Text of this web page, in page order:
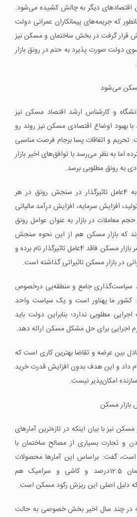
اقتصادهای دیگر به چالش کشیده می‌شود.
که جریمه‌های پیمانکاران عمرانی دولت
قرار گرفت در بخش ساختمان و مسکن نیز
دولت صورت پذیرد به حتم در رونق بازار
می‌شود
و کارشناس ارشد اقتصاد مسکن نیز
با بهبود اوضاع اقتصادی مسکن نیز روند رو
تحریم و اتفاقات پسا برجام فرصت مناسبی
اما به نظر می‌رسد با توافق‌های اخیر بازار
به رونق مطلوبی برسد.
بیت‌الله ستاریان با اشاره به 4عامل تاثیرگذار در سنجش رونق در هر
افزایش سرمایه، افزایش درآمد مالیاتی
معاملات در بازار به عنوان عوامل رونق
که بازار مسکن هم از این نحوه سنجش
مستثنا نیست. درحال حاضر بازار مسکن فاقد 4عامل تاثیرگذار نام برده و
در بازار مسکن تاثیراتی گذاشته است.
سیاست‌گذاری جامع و منطقه‌یی درخصوص
کشور ما پهناور است و یک سیاست واحد
مطلوبی ندارد؛ بنابراین دولت باید
اجرایی برای حل مشکل مسکن ارائه دهد.
بین عرضه و تقاضا بهترین کاری است که
داد و این هدف بدون افزایش قدرت خرید
امکان‌پذیر نیست.
مسکن
نیز با بیان اینکه در تازه‌ترین آمارهای
و تجارت بسیاری از مصالح ساختمان با
گفت: براساس این آمارها محصولات
فولادی 8.3 درصد، سیمان 12.5درصد و کاشی و سرامیک هم
در چند سال اخیر بخش خصوصی به حالت